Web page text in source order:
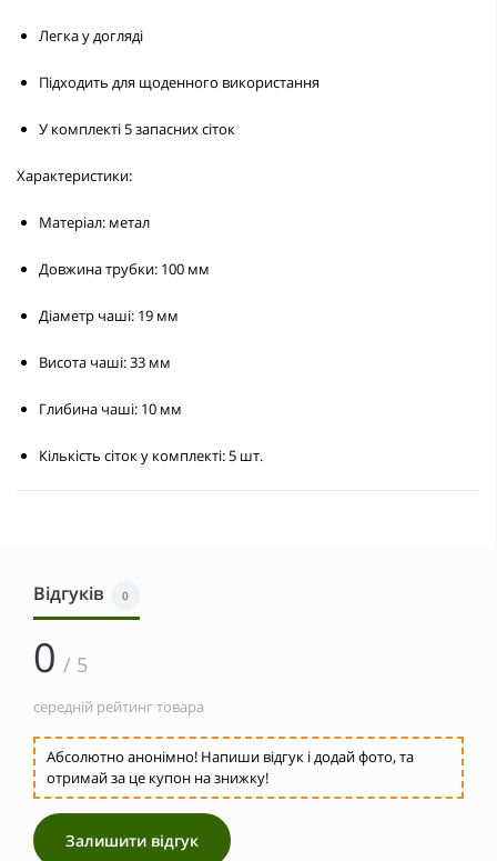
Легка у догляді
Підходить для щоденного використання
У комплекті 5 запасних сіток
Характеристики:
Матеріал: метал
Довжина трубки: 100 мм
Діаметр чаші: 19 мм
Висота чаші:33 мм
Глибина чаші: 10 мм
Кількість сіток у комплекті:5 шт.
Відгуків 0
0 / 5
середній рейтинг товара
Абсолютно анонімно! Напиши відгук і додай фото, та
отримай за це купон на знижку!
Залишити відгук